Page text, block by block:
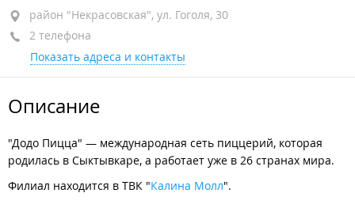
район "Некрасовская", ул. Гоголя, 30
2 телефона
Показать адреса и контакты
Описание
"Додо Пицца" — международная сеть пиццерий, которая
родилась в Сыктывкаре, а работает уже в 26 странах мира.
Филиал находится в ТВК "Калина Молл".